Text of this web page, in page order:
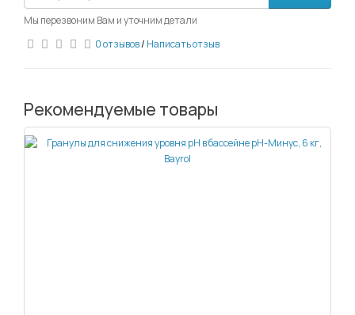
Мы перезвоним Вам и уточним детали
0 отзывов/ Написать отзыв
Рекомендуемые товары